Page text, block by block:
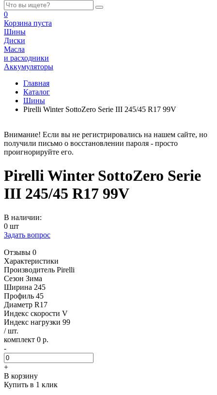
0
Корзина пуста
Шины
Диски
Масла
и расходники
Аккумуляторы
Главная
Каталог
Шины
Pirelli Winter SottoZero Serie III 245/45 R17 99V
Внимание! Если вы не регистрировались на нашем сайте, но
получили письмо о восстановлении пароля - просто
проигнорируйте его.
Pirelli Winter SottoZero Serie
III 245/45 R17 99V
В наличии:
0 шт
Задать вопрос
Отзывы 0
Характеристики
Производитель Pirelli
Сезон Зима
Ширина 245
Профиль 45
Диаметр R17
Индекс скорости V
Индекс нагрузки 99
/ шт.
комплект 0 р.
-
+
В корзину
Купить в 1 клик